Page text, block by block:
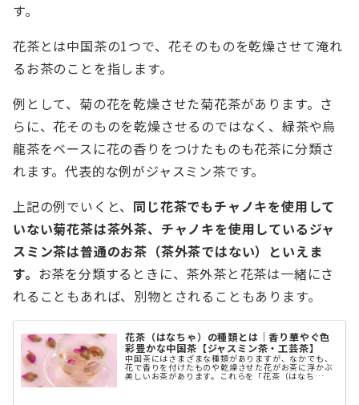
す。
花茶とは中国茶の1つで、花そのものを乾燥させて淹れ
るお茶のことを指します。
例として、菊の花を乾燥させた菊花茶があります。さ
らに、花そのものを乾燥させるのではなく、緑茶や烏
龍茶をベースに花の香りをつけたものも花茶に分類さ
れます。代表的な例がジャスミン茶です。
上記の例でいくと、 同じ花茶でもチャノキを使用して
いない菊花茶は茶外茶、チャノキを使用しているジャ
スミン茶は普通のお茶（茶外茶ではない）といえま
す。 お茶を分類するときに、茶外茶と花茶は一緒にさ
れることもあれば、別物とされることもあります。
花茶（はなちゃ）の種類とは｜香り華やぐ色
彩豊かな中国茶【ジャスミン茶・工芸茶】
中国茶にはさまざまな種類がありますが、なかでも、
花で香りを付けたものや乾燥させた花がお茶に浮かぶ
美しいお茶があります。これらを「花茶（はなち
ゃ）」とよばれます。 今回は、目にも美しい花茶の魅